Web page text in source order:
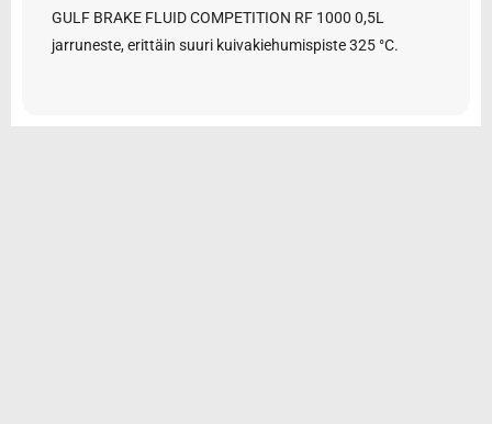
GULF BRAKE FLUID COMPETITION RF 1000 0,5L
jarruneste, erittäin suuri kuivakiehumispiste 325 °C.